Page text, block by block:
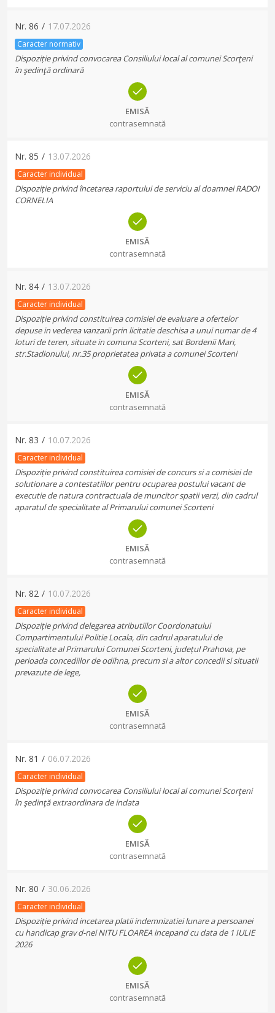
Nr. 86 / 17.07.2026
Caracter normativ
Dispoziție privind convocarea Consiliului local al comunei Scorţeni
în şedinţă ordinară
EMISĂ
contrasemnată
Nr. 85 / 13.07.2026
Caracter individual
Dispoziție privind încetarea raportului de serviciu al doamnei RADOI
CORNELIA
EMISĂ
contrasemnată
Nr. 84 / 13.07.2026
Caracter individual
Dispoziție privind constituirea comisiei de evaluare a ofertelor
depuse in vederea vanzarii prin licitatie deschisa a unui numar de 4
loturi de teren, situate in comuna Scorteni, sat Bordenii Mari,
str.Stadionului, nr.35 proprietatea privata a comunei Scorteni
EMISĂ
contrasemnată
Nr. 83 / 10.07.2026
Caracter individual
Dispoziție privind constituirea comisiei de concurs si a comisiei de
solutionare a contestatiilor pentru ocuparea postului vacant de
executie de natura contractuala de muncitor spatii verzi, din cadrul
aparatul de specialitate al Primarului comunei Scorteni
EMISĂ
contrasemnată
Nr. 82 / 10.07.2026
Caracter individual
Dispoziție privind delegarea atributiilor Coordonatului
Compartimentului Politie Locala, din cadrul aparatului de
specialitate al Primarului Comunei Scorteni, județul Prahova, pe
perioada concediilor de odihna, precum si a altor concedii si situatii
prevazute de lege,
EMISĂ
contrasemnată
Nr. 81 / 06.07.2026
Caracter individual
Dispoziție privind convocarea Consiliului local al comunei Scorţeni
în şedinţă extraordinara de indata
EMISĂ
contrasemnată
Nr. 80 / 30.06.2026
Caracter individual
Dispoziție privind incetarea platii indemnizatiei lunare a persoanei
cu handicap grav d-nei NITU FLOAREA incepand cu data de 1 IULIE
2026
EMISĂ
contrasemnată